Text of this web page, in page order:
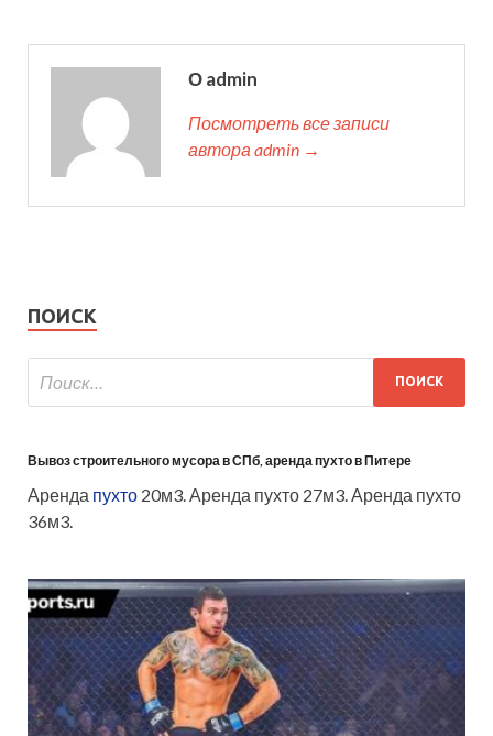
О admin
Посмотреть все записи
автора admin →
ПОИСК
Вывоз строительного мусора в СПб, аренда пухто в Питере
Аренда пухто 20м3. Аренда пухто 27м3. Аренда пухто
36м3.